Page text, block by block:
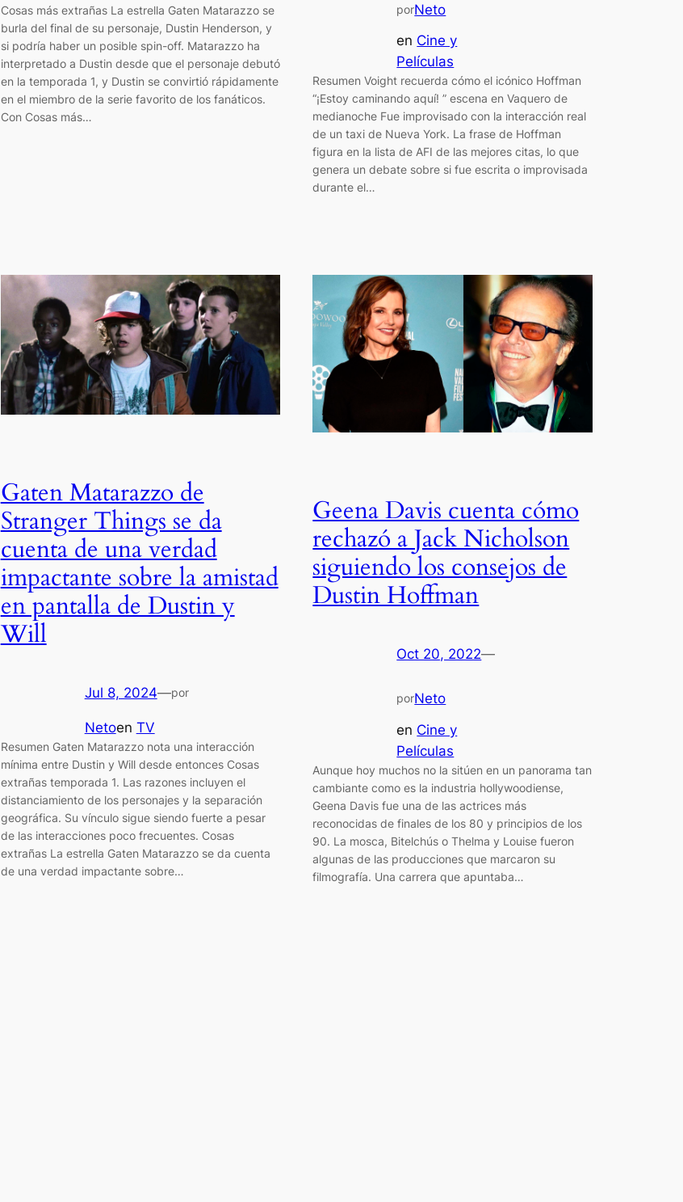
Cosas más extrañas La estrella Gaten Matarazzo se
burla del final de su personaje, Dustin Henderson, y
si podría haber un posible spin-off. Matarazzo ha
interpretado a Dustin desde que el personaje debutó
en la temporada 1, y Dustin se convirtió rápidamente
en el miembro de la serie favorito de los fanáticos.
Con Cosas más…
porNeto
en Cine y
Películas
Resumen Voight recuerda cómo el icónico Hoffman
“¡Estoy caminando aquí! ” escena en Vaquero de
medianoche Fue improvisado con la interacción real
de un taxi de Nueva York. La frase de Hoffman
figura en la lista de AFI de las mejores citas, lo que
genera un debate sobre si fue escrita o improvisada
durante el…
Gaten Matarazzo de
Stranger Things se da
cuenta de una verdad
impactante sobre la amistad
en pantalla de Dustin y
Will
Jul 8, 2024—por
Netoen TV
Resumen Gaten Matarazzo nota una interacción
mínima entre Dustin y Will desde entonces Cosas
extrañas temporada 1. Las razones incluyen el
distanciamiento de los personajes y la separación
geográfica. Su vínculo sigue siendo fuerte a pesar
de las interacciones poco frecuentes. Cosas
extrañas La estrella Gaten Matarazzo se da cuenta
de una verdad impactante sobre…
Geena Davis cuenta cómo
rechazó a Jack Nicholson
siguiendo los consejos de
Dustin Hoffman
Oct 20, 2022—
porNeto
en Cine y
Películas
Aunque hoy muchos no la sitúen en un panorama tan
cambiante como es la industria hollywoodiense,
Geena Davis fue una de las actrices más
reconocidas de finales de los 80 y principios de los
90. La mosca, Bitelchús o Thelma y Louise fueron
algunas de las producciones que marcaron su
filmografía. Una carrera que apuntaba…